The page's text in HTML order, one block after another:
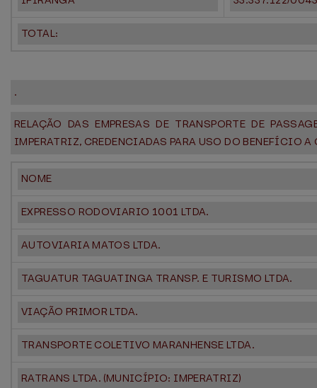
TOTAL:
.
RELAÇÃO DAS EMPRESAS DE TRANSPORTE DE
IMPERATRIZ, CREDENCIADAS PARA USO DO BENEFÍCIO
NOME
EXPRESSO RODOVIARIO 1001 LTDA.
AUTOVIARIA MATOS LTDA.
TAGUATUR TAGUATINGA TRANSP. E TURISMO LTDA.
VIAÇÃO PRIMOR LTDA.
TRANSPORTE COLETIVO MARANHENSE LTDA.
RATRANS LTDA. (MUNICÍPIO: IMPERATRIZ)